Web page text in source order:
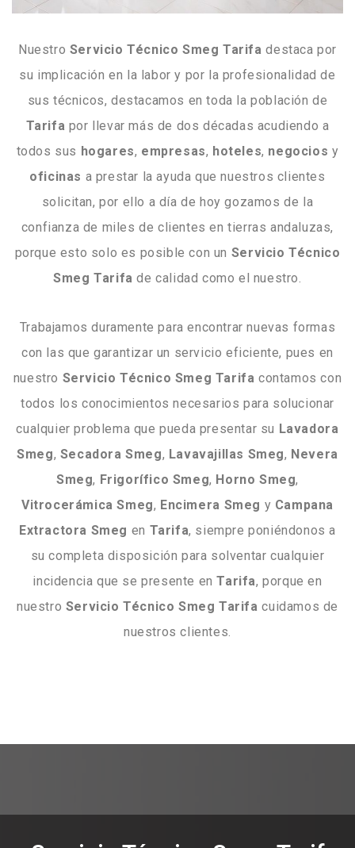
Nuestro Servicio Técnico Smeg Tarifa destaca por
su implicación en la labor y por la profesionalidad de
sus técnicos, destacamos en toda la población de
Tarifa por llevar más de dos décadas acudiendo a
todos sus hogares, empresas, hoteles, negocios y
oficinas a prestar la ayuda que nuestros clientes
solicitan, por ello a día de hoy gozamos de la
confianza de miles de clientes en tierras andaluzas,
porque esto solo es posible con un Servicio Técnico
Smeg Tarifa de calidad como el nuestro.
Trabajamos duramente para encontrar nuevas formas
con las que garantizar un servicio eficiente, pues en
nuestro Servicio Técnico Smeg Tarifa contamos con
todos los conocimientos necesarios para solucionar
cualquier problema que pueda presentar su Lavadora
Smeg, Secadora Smeg, Lavavajillas Smeg, Nevera
Smeg, Frigorífico Smeg, Horno Smeg,
Vitrocerámica Smeg, Encimera Smeg y Campana
Extractora Smeg en Tarifa, siempre poniéndonos a
su completa disposición para solventar cualquier
incidencia que se presente enTarifa, porque en
nuestro Servicio Técnico Smeg Tarifa cuidamos de
nuestros clientes.